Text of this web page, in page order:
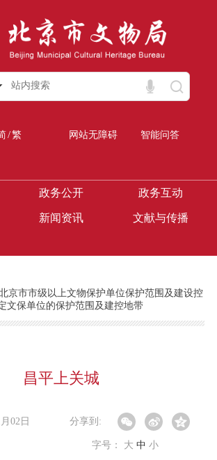
/繁 网站无障碍 智能问答
政务公开 政务互动
新闻资讯 文献与传播
京市市级以上文物保护单位保护范围及建设控
文保单位的保护范围及建控地带
昌平上关城
02日 分享到:
字号： 大 中 小